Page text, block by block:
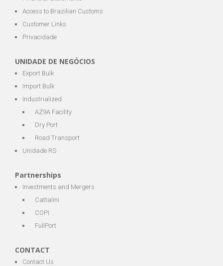
Access to Brazilian Customs
Customer Links
Privacidade
UNIDADE DE NEGÓCIOS
Export Bulk
Import Bulk
Industrialized
AZ9A Facility
Dry Port
Road Transport
Unidade RS
Partnerships
Investments and Mergers
Cattalini
COPI
FullPort
CONTACT
Contact Us